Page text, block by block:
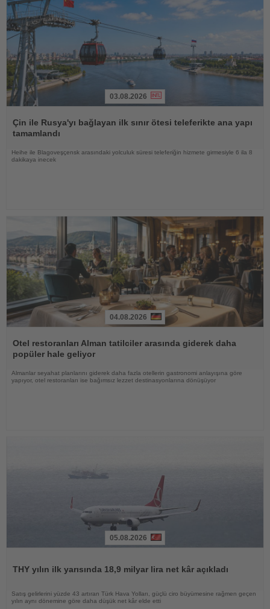
Oku
03.08.2026
Çin ile Rusya'yı bağlayan ilk sınır ötesi teleferikte ana yapı
tamamlandı
Heihe ile Blagoveşçensk arasındaki yolculuk süresi teleferiğin hizmete girmesiyle 6 ila 8
dakikaya inecek
Oku
04.08.2026
Otel restoranları Alman tatilciler arasında giderek daha
popüler hale geliyor
Almanlar seyahat planlarını giderek daha fazla otellerin gastronomi anlayışına göre
yapıyor, otel restoranları ise bağımsız lezzet destinasyonlarına dönüşüyor
05.08.2026
THY yılın ilk yarısında 18,9 milyar lira net kâr açıkladı
Satış gelirlerini yüzde 43 artıran Türk Hava Yolları, güçlü ciro büyümesine rağmen geçen
yılın aynı dönemine göre daha düşük net kâr elde etti